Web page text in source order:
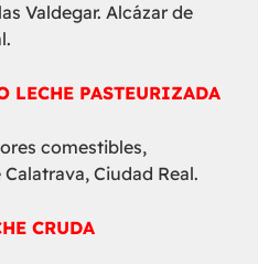
Valdegar. Alcázar de
LECHE PASTEURIZADA
comestibles,
Ciudad Real.
CRUDA